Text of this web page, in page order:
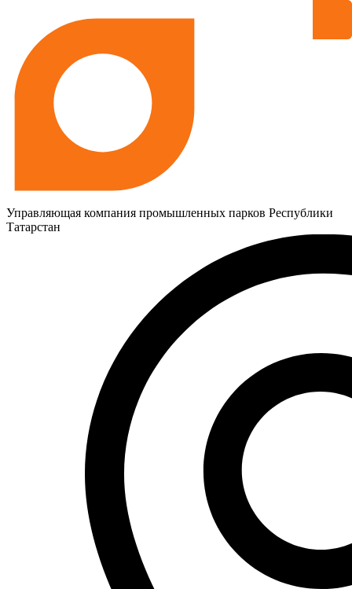
Управляющая компания промышленных парков Республики
Татарстан